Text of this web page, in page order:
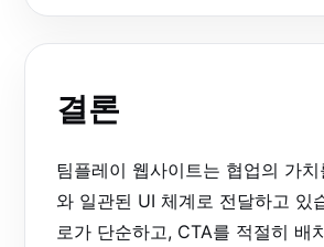
결론
팀플레이 웹사이트는 협업의 가
와 일관된 UI 체계로 전달하고 있
로가 단순하고, CTA를 적절히 배